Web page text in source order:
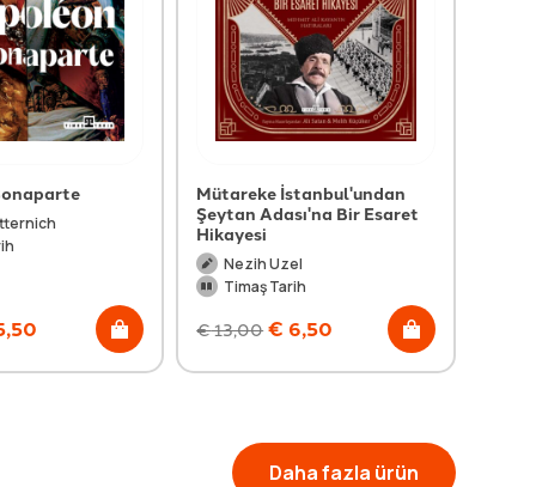
Mütareke İstanbul'undan
Şeytan Adası'na Bir Esaret
Hikayesi
Nezih Uzel
Timaş Tarih
€13,00 € 6,50
Daha fazla ürün